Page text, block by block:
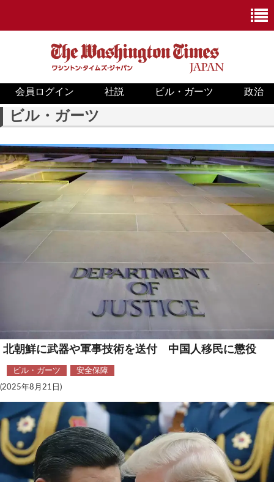
ニュース
ホワイトハウス
COVID-19
ビジネス・経済
カルチャー
ポリシー
税制・予算
エネルギー・環境
サイバーセキュリティ―
会員ログイン 社説 ビル・ガーツ 政治
ビル・ガーツ
北朝鮮に武器や軍事技術を送付 中国人移民に懲役
ビル・ガーツ 安全保障
(2025年8月21日)